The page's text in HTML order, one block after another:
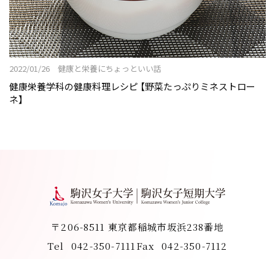
2022/01/26 健康と栄養にちょっといい話
健康栄養学科の健康料理レシピ 【野菜たっぷりミネストロー
ネ】
〒206-8511 東京都稲城市坂浜238番地
Tel
042-350-7111 Fax 042-350-7112